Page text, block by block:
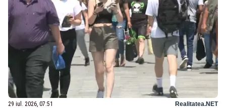
29 iul. 2026, 07:51 Realitatea.NET